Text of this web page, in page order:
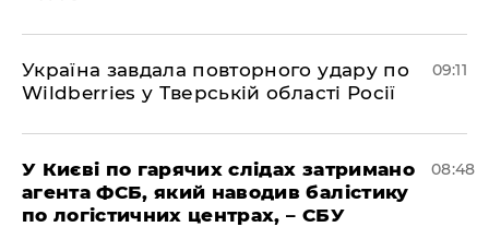
Україна завдала повторного удару по
Wildberries у Тверській області Росії
09:11
У Києві по гарячих слідах затримано
агента ФСБ, який наводив балістику
по логістичних центрах, – СБУ
08:48